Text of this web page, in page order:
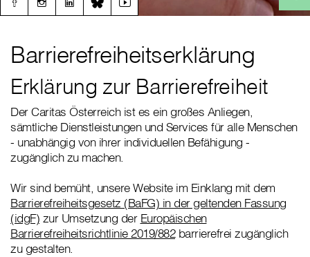
Barrierefreiheitserklärung
Erklärung zur Barrierefreiheit
Der Caritas Österreich ist es ein großes Anliegen,
sämtliche Dienstleistungen und Services für alle Menschen
- unabhängig von ihrer individuellen Befähigung -
zugänglich zu machen.
Wir sind bemüht, unsere Website im Einklang mit dem
Barrierefreiheitsgesetz (BaFG) in der geltenden Fassung
(idgF) zur Umsetzung der Europäischen
Barrierefreiheitsrichtlinie 2019/882barrierefrei zugänglich
zu gestalten.